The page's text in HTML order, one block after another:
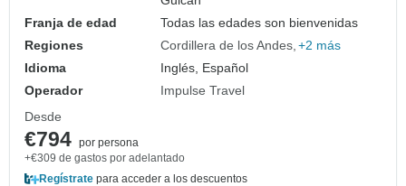
Franja de edad
Todas las edades son bienvenidas
Regiones
Cordillera de los Andes +2 más
Idioma
Inglés, Español
Operador
Impulse Travel
Desde
€794 por persona
+€309 de gastos por adelantado
Regístrate para acceder a los descuentos